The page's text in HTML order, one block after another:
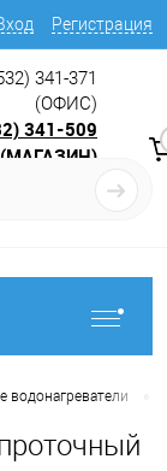
Регистрация
341-371
(ОФИС)
341-509
(МАГАЗИН)
водонагреватели